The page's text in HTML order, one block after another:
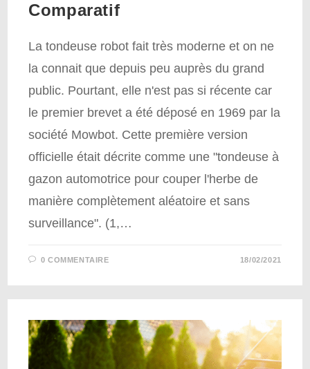
Comparatif
La tondeuse robot fait très moderne et on ne
la connait que depuis peu auprès du grand
public. Pourtant, elle n'est pas si récente car
le premier brevet a été déposé en 1969 par la
société Mowbot. Cette première version
officielle était décrite comme une "tondeuse à
gazon automotrice pour couper l'herbe de
manière complètement aléatoire et sans
surveillance". (1,…
0 COMMENTAIRE 18/02/2021